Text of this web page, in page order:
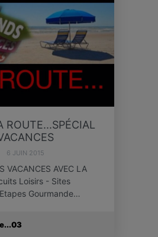
ROUTE...SPÉCIAL
6 JUIN 2015
VACANCES AVEC LA
Loisirs - Sites
Gourmande…